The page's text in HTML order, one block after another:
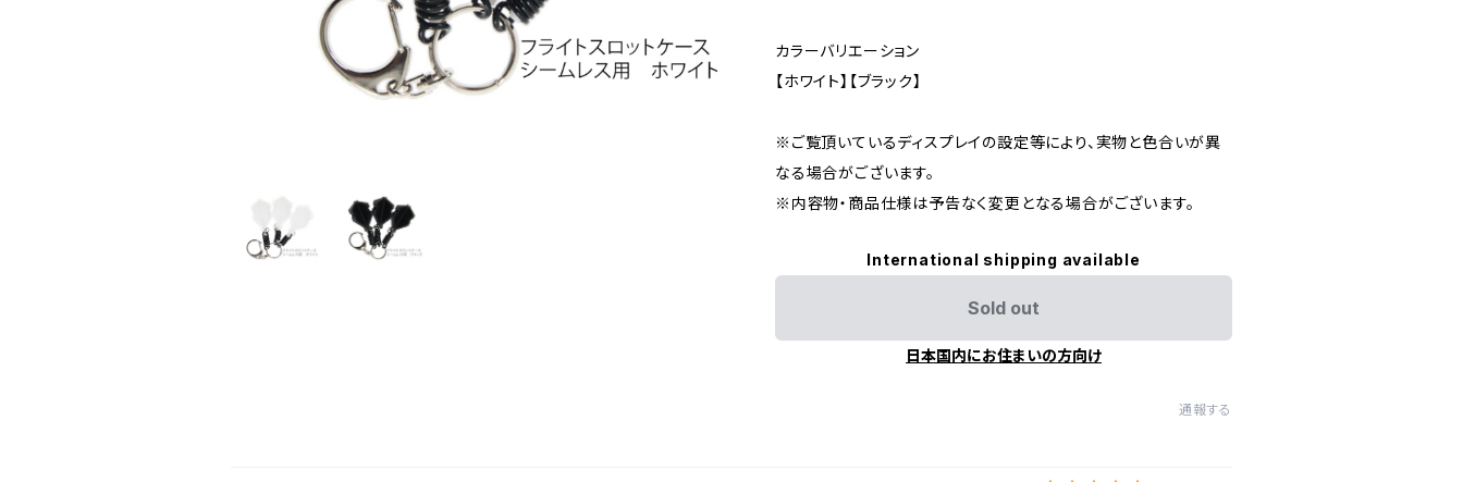
カラーバリエーション
【ホワイト】【ブラック】
※ご覧頂いているディスプレイの設定等により、実物と色合いが異
なる場合がございます。
※内容物・商品仕様は予告なく変更となる場合がございます。
International shipping available
Sold out
日本国内にお住まいの方向け
通報する